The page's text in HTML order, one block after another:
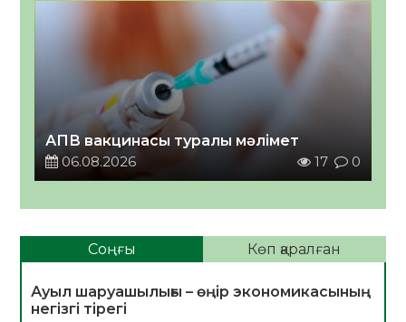
АПВ вакцинасы туралы мәлімет
06.08.2026
17 0
Соңғы Көп қаралған
Ауыл шаруашылығы – өңір экономикасының
негізгі тірегі